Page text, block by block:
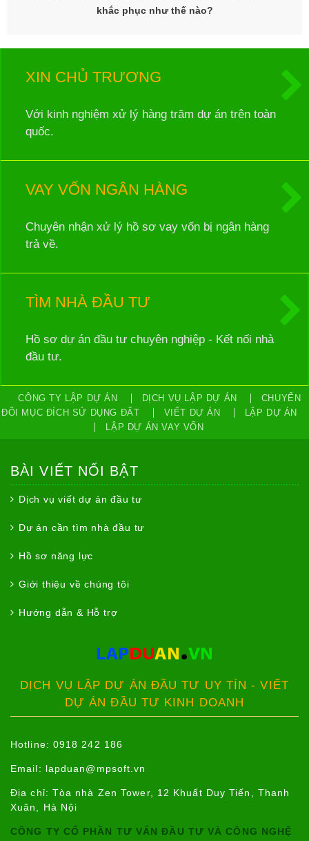
khắc phục như thế nào?
XIN CHỦ TRƯƠNG
Với kinh nghiệm xử lý hàng trăm dự án trên toàn
quốc.
VAY VỐN NGÂN HÀNG
Chuyên nhận xử lý hồ sơ vay vốn bị ngân hàng
trả về.
TÌM NHÀ ĐẦU TƯ
Hồ sơ dự án đầu tư chuyên nghiệp - Kết nối nhà
đầu tư.
CÔNG TY LẬP DỰ ÁN DỊCH VỤ LẬP DỰ ÁN
CHUYỂN
ĐỔI MỤC ĐÍCH SỬ DỤNG ĐẤT
VIẾT DỰ ÁN
LẬP DỰ ÁN
LẬP DỰ ÁN VAY VỐN
BÀI VIẾT NỔI BẬT
Dịch vụ viết dự án đầu tư
Dự án cần tìm nhà đầu tư
Hồ sơ năng lực
Giới thiệu về chúng tôi
Hướng dẫn & Hỗ trợ
DỊCH VỤ LẬP DỰ ÁN ĐẦU TƯ UY TÍN - VIẾT
DỰ ÁN ĐẦU TƯ KINH DOANH
Hotline: 0918 242 186
Email: lapduan@mpsoft.vn
Địa chỉ: Tòa nhà Zen Tower, 12 Khuất Duy Tiến, Thanh
Xuân, Hà Nội
CÔNG TY CỔ PHẦN TƯ VẤN ĐẦU TƯ VÀ CÔNG NGHỆ